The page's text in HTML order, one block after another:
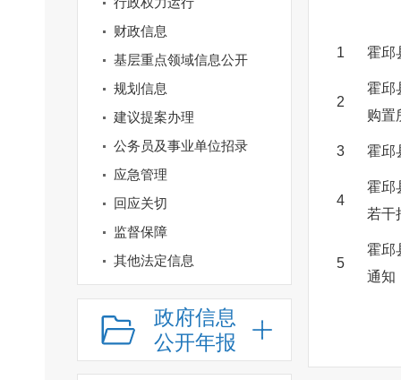
财政信息
基层重点领域信息公开
规划信息
建议提案办理
公务员及事业单位招录
应急管理
回应关切
监督保障
其他法定信息
政府信息
公开年报
1 霍邱
2
霍邱
购置
3 霍邱
4
霍邱
若干
5
霍邱
通知